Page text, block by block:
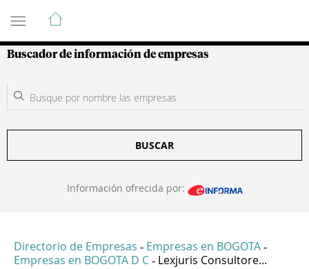
Guía de Empresas Colombianas
Buscador de información de empresas
BUSCAR
Información ofrecida por:
Directorio de Empresas - Empresas en BOGOTA -
Empresas en BOGOTA D C - Lexjuris Consultore...